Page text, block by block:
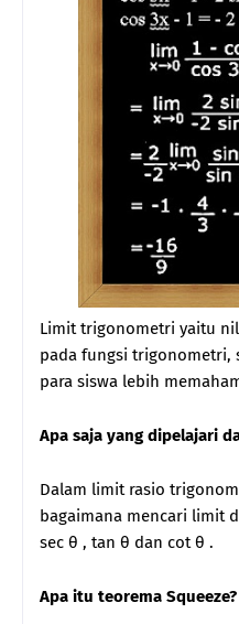
Limit trigonometri yaitu
pada fungsi trigonometri,
para siswa lebih
Apa saja yang dipelajari
Dalam limit rasio
bagaimana mencari limit
sec θ , tan θ dan cot θ .
Apa itu teorema Squeeze?